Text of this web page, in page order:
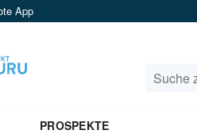
App
PROSPEKTE